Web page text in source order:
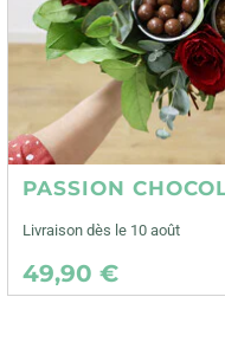
PASSION
Livraison dès le 10 août
49,90 €